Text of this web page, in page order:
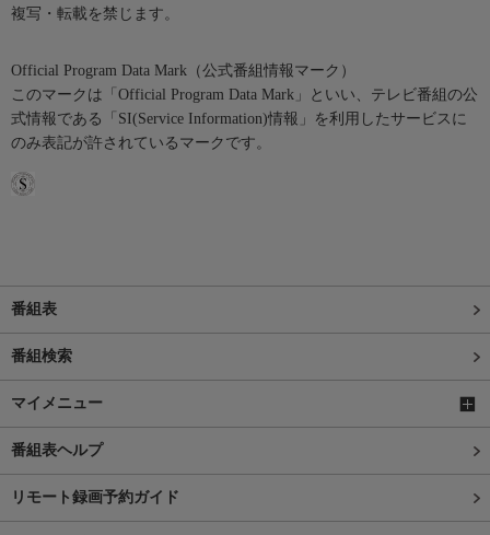
複写・転載を禁じます。
Official Program Data Mark（公式番組情報マーク）
このマークは「Official Program Data Mark」といい、テレビ番組の公
式情報である「SI(Service Information)情報」を利用したサービスに
のみ表記が許されているマークです。
番組表
番組検索
マイメニュー
番組表ヘルプ
リモート録画予約ガイド